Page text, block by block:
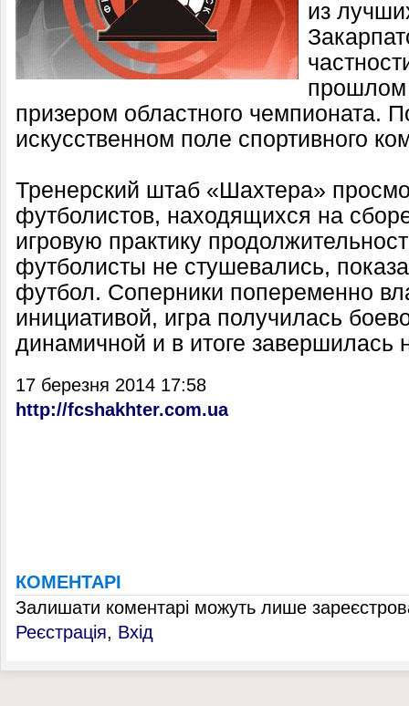
из
прошлом
призером областного чемпионата.
искусственном поле спортивного
Тренерский штаб «Шахтера»
футболистов, находящихся на
игровую практику
футболисты не стушевались,
футбол. Соперники попеременно
инициативой, игра получилась
динамичной и в итоге завершилась
17 березня 2014 17:58
http://fcshakhter.com.ua
КОМЕНТАРІ
Залишати коментарі можуть лише
Реєстрація, Вхід